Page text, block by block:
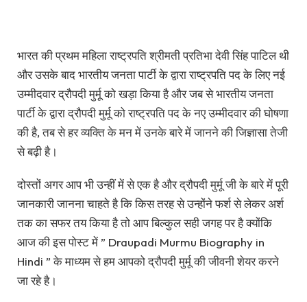
भारत की प्रथम महिला राष्ट्रपति श्रीमती प्रतिभा देवी सिंह पाटिल थी
और उसके बाद भारतीय जनता पार्टी के द्वारा राष्ट्रपति पद के लिए नई
उम्मीदवार द्रौपदी मुर्मू को खड़ा किया है और जब से भारतीय जनता
पार्टी के द्वारा द्रौपदी मुर्मू को राष्ट्रपति पद के नए उम्मीदवार की घोषणा
की है, तब से हर व्यक्ति के मन में उनके बारे में जानने की जिज्ञासा तेजी
से बढ़ी है।
दोस्तों अगर आप भी उन्हीं में से एक है और द्रौपदी मुर्मू जी के बारे में पूरी
जानकारी जानना चाहते है कि किस तरह से उन्होंने फर्श से लेकर अर्श
तक का सफर तय किया है तो आप बिल्कुल सही जगह पर है क्योंकि
आज की इस पोस्ट में ” Draupadi Murmu Biography in
Hindi ” के माध्यम से हम आपको द्रौपदी मुर्मू की जीवनी शेयर करने
जा रहे है।